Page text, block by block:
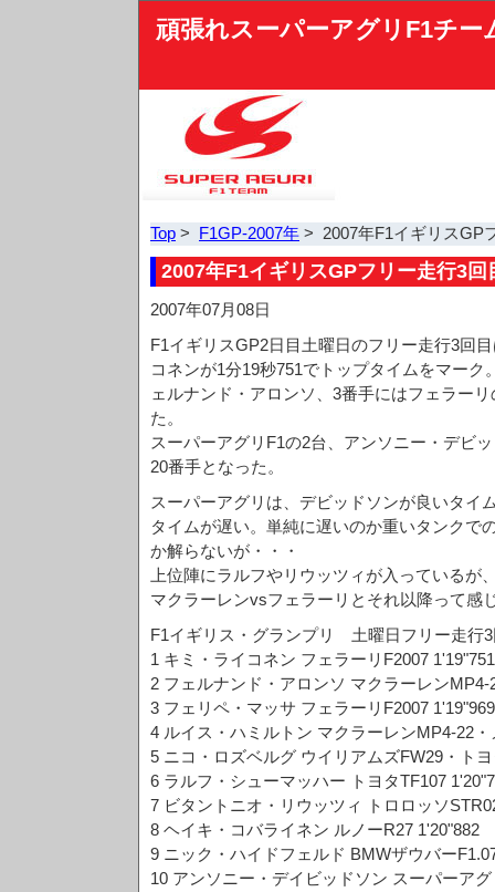
頑張れスーパーアグリF1チー
Top > F1GP-2007年 > 2007年F1イギリスGP
2007年F1イギリスGPフリー走行3回
2007年07月08日
F1イギリスGP2日目土曜日のフリー走行3回
コネンが1分19秒751でトップタイムをマーク
ェルナンド・アロンソ、3番手にはフェラー
た。
スーパーアグリF1の2台、アンソニー・デビ
20番手となった。
スーパーアグリは、デビッドソンが良いタイ
タイムが遅い。単純に遅いのか重いタンクで
か解らないが・・・
上位陣にラルフやリウッツィが入っているが
マクラーレンvsフェラーリとそれ以降って感
F1イギリス・グランプリ 土曜日フリー走行
1 キミ・ライコネン フェラーリF2007 1'19"751
2 フェルナンド・アロンソ マクラーレン
3 フェリペ・マッサ フェラーリF2007 1'19"969
4 ルイス・ハミルトン マクラーレンMP4-22
5 ニコ・ロズベルグ ウイリアムズFW29・ト
6 ラルフ・シューマッハー トヨタTF107
7 ビタントニオ・リウッツィ トロロッソ
8 ヘイキ・コバライネン ルノーR27 1'20"882
9 ニック・ハイドフェルド BMWザウバー
10 アンソニー・デイビッドソン スーパーア